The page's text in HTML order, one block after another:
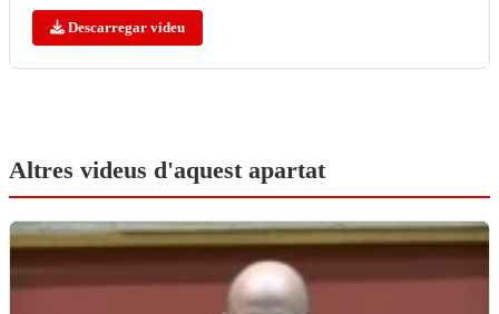
Descarregar videu
Altres videus d'aquest apartat